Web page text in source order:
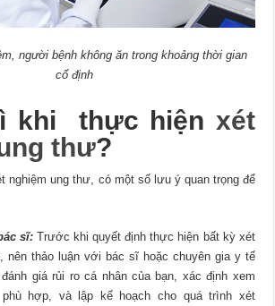
người bệnh không ăn trong khoảng thời gian
cố định
khi thực hiện xét
thư?
nghiệm ung thư, có một số lưu ý quan trọng để
sĩ: Trước khi quyết định thực hiện bất kỳ xét
nên thảo luận với bác sĩ hoặc chuyên gia y tế
giá rủi ro cá nhân của bạn, xác định xem
hợp, và lập kế hoạch cho quá trình xét